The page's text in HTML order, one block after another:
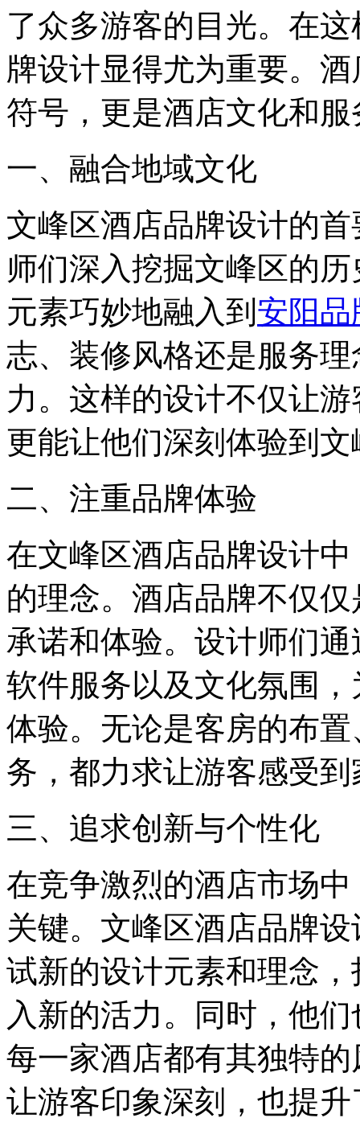
了众多游客的目光。在
牌设计显得尤为重要。
符号，更是酒店文化和
一、融合地域文化
文峰区酒店品牌设计的
师们深入挖掘文峰区的
元素巧妙地融入到 安阳
志、装修风格还是服务
力。这样的设计不仅让
更能让他们深刻体验到
二、注重品牌体验
在文峰区酒店品牌设计
的理念。酒店品牌不仅
承诺和体验。设计师们
软件服务以及文化氛围
体验。无论是客房的布
务，都力求让游客感受
三、追求创新与个性化
在竞争激烈的酒店市场
关键。文峰区酒店品牌
试新的设计元素和理念
入新的活力。同时，他
每一家酒店都有其独特
让游客印象深刻，也提